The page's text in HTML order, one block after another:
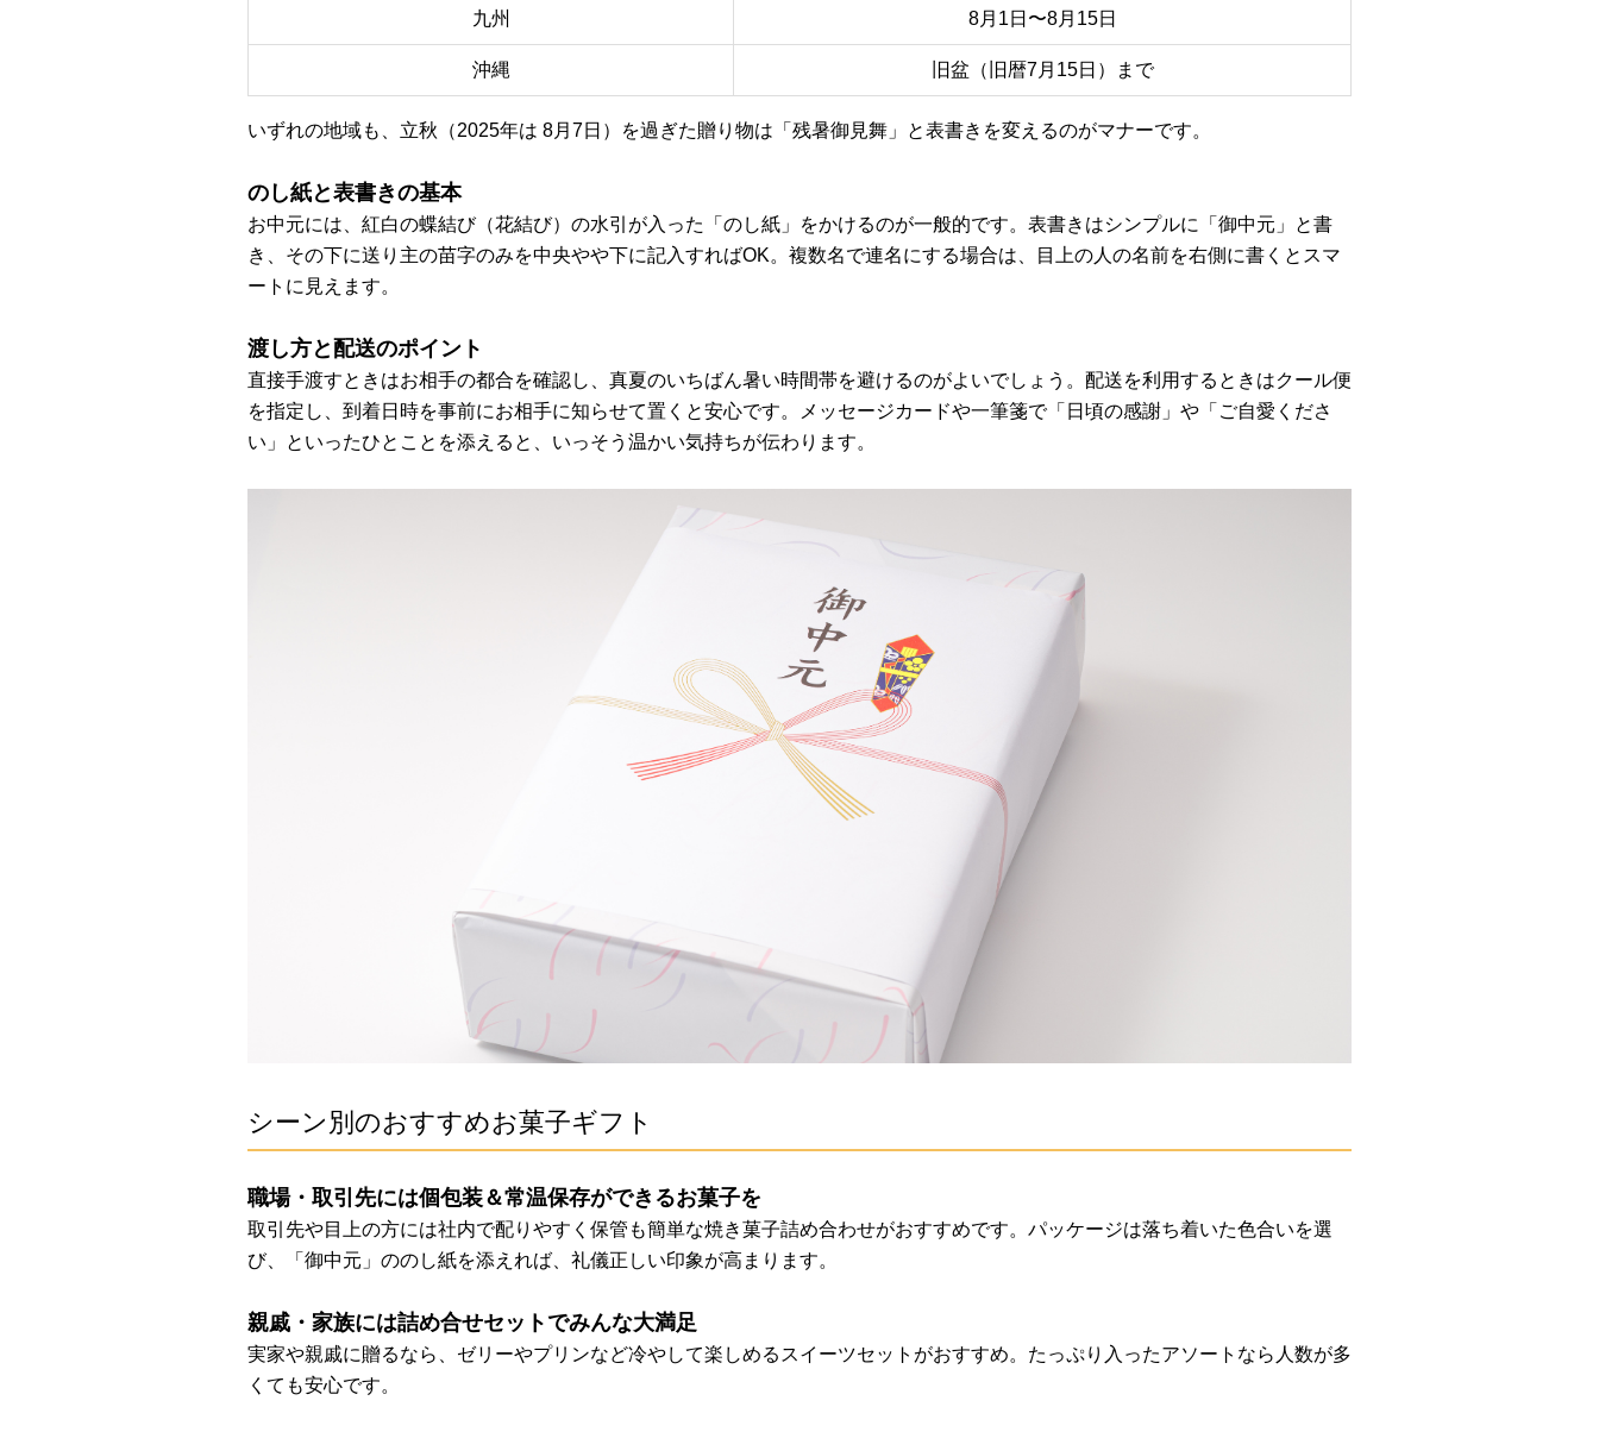
九州 8月1日〜8月15日
沖縄 旧盆（旧暦7月15日）まで
いずれの地域も、立秋（2025年は 8月7日）を過ぎた贈り物は「残暑御見舞」と表書きを変えるのがマナーです。
のし紙と表書きの基本
お中元には、紅白の蝶結び（花結び）の水引が入った「のし紙」をかけるのが一般的です。表書きはシンプルに「御中元」と書
き、その下に送り主の苗字のみを中央やや下に記入すればOK。複数名で連名にする場合は、目上の人の名前を右側に書くとスマ
ートに見えます。
渡し方と配送のポイント
直接手渡すときはお相手の都合を確認し、真夏のいちばん暑い時間帯を避けるのがよいでしょう。配送を利用するときはクール便
を指定し、到着日時を事前にお相手に知らせて置くと安心です。メッセージカードや一筆箋で「日頃の感謝」や「ご自愛くださ
い」といったひとことを添えると、いっそう温かい気持ちが伝わります。
シーン別のおすすめお菓子ギフト
職場・取引先には個包装＆常温保存ができるお菓子を
取引先や目上の方には社内で配りやすく保管も簡単な焼き菓子詰め合わせがおすすめです。パッケージは落ち着いた色合いを選
び、「御中元」ののし紙を添えれば、礼儀正しい印象が高まります。
親戚・家族には詰め合せセットでみんな大満足
実家や親戚に贈るなら、ゼリーやプリンなど冷やして楽しめるスイーツセットがおすすめ。たっぷり入ったアソートなら人数が多
くても安心です。